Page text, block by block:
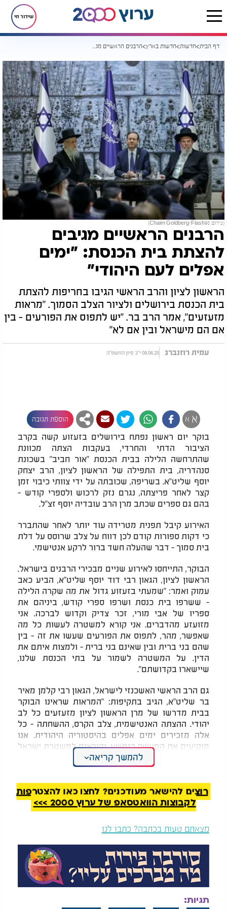
שידור חי
דף הבית חדשות חדשות בארץ הרבנים הראשיים מגיבים להצתת בית הכנסת: "ימים אפלים לעם היהודי"
(צילום: Chaim Goldberg/Flash90)
הרבנים הראשיים מגיבים
להצתת בית הכנסת: "ימים
אפלים לעם היהודי"
הראשון לציון והרב הראשי הגיבו בחריפות להצתת
בית הכנסת בירושלים ולציור הצלב הסמוך. "מראות
מזעזעים", אמר הרב בר. "יש לתפוס את הפורעים - בין
אם הם מישראל ובין אם לא"
עמית רוזנברג 08.06.25 י"ב סיון התשפ"ה
א א הוספת תגובה
בוקר יום ראשון נפתח בירושלים בזעזוע קשה בקרב
הציבור הדתי והחרדי, בעקבות הצתה מכוונת
שהתרחשה הלילה בבית הכנסת "אור חביב" בשכונת
סנהדריה, בית התפילה של הראשון לציון, הרב יצחק
יוסף שליט"א. בשריפה, שכובתה על ידי צוותי כיבוי זמן
קצר לאחר פריצתה, נגרם נזק לרכוש ולספרי קודש -
בהם גם ספרים שכתב מרן הרב עובדיה יוסף זצ"ל.
האירוע קיבל תפנית מטרידה עוד יותר לאחר שהתברר
כי דקות ספורות קודם לכן דווח על צלב שרוסס על דלת
בית סמוך - דבר שהעלה חשד ברור לרקע אנטישמי.
הבוקר, התייחסו לאירוע שניים מבכירי הרבנים בישראל.
הראשון לציון, הגאון רבי דוד יוסף שליט"א, הביע כאב
עמוק ואמר: "שמעתי בזעזוע גדול את מה שקרה הלילה
- ששרפו בית כנסת ושרפו ספרי קודש, ביניהם את
ספריו של אבי מורי, זכר צדיק וקדוש לברכה. אני
מזועזע מהדברים. אני קורא למשטרה לעשות כל מה
שאפשר, מהר, לתפוס את הפורעים שעשו את זה - בין
שהם בני ברית ובין שאינם בני ברית - ולמצות איתם את
הדין. על המשטרה לשמור על בתי הכנסת שלנו,
שיישארו בקדושתם".
גם הרב הראשי האשכנזי לישראל, הגאון רבי קלמן מאיר
בר שליט"א, הגיב בתקיפות: "המראות שראינו הבוקר
בבית מדרשו של מרן הראשון לציון מזעזעים כל לב
יהודי. ההצתה האנטישמית, צלב הקרס, ההשחתה - כל
אלה מזכירים ימים אפלים בהיסטוריה היהודית. אנו
מוקיעים את המעשה הנפשע, וקוראים למשטרת ישראל
לעשות את עבודתה נאמנה, לתפוס את האחראים
ולמצות עמם את הדין בחומרה".
המלצות נוספות
הערכה: הרצוג יאשר את
החנינה לרה"מ נתניהו
צה"ל נערך - והחרמון
נפתח: השלג חוזר אחרי
שנה וחצי
להמשך קריאה
רוצים להישאר מעודכנים? לחצו כאן להצטרפות
לקבוצות הוואטסאפ של ערוץ 2000 >>>
מצאתם טעות בכתבה? כתבו לנו
תגיות: